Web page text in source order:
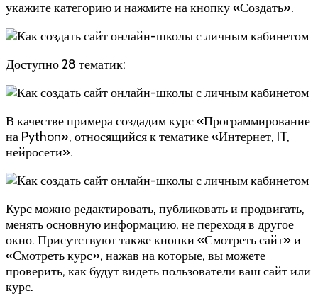
укажите категорию и нажмите на кнопку «Создать».
Доступно 28 тематик:
В качестве примера создадим курс «Программирование
на Python», относящийся к тематике «Интернет, IT,
нейросети».
Курс можно редактировать, публиковать и продвигать,
менять основную информацию, не переходя в другое
окно. Присутствуют также кнопки «Смотреть сайт» и
«Смотреть курс», нажав на которые, вы можете
проверить, как будут видеть пользователи ваш сайт или
курс.